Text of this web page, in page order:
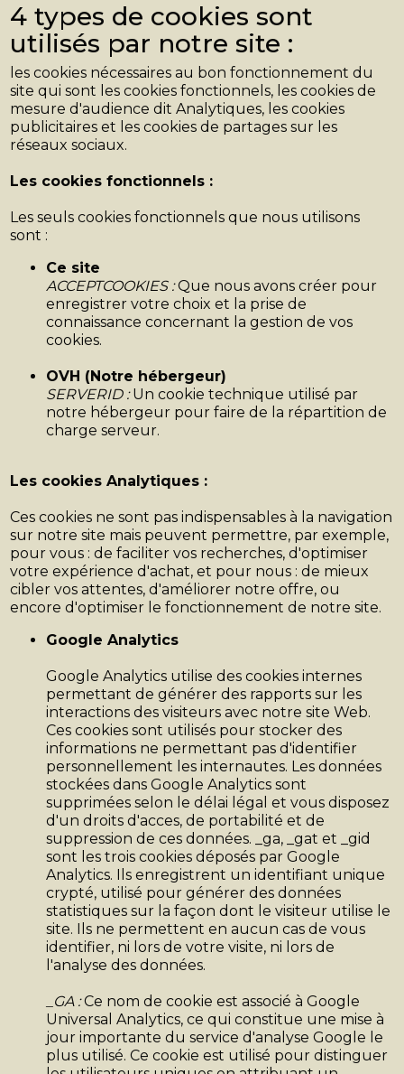
4 types de cookies sont
utilisés par notre site :
les cookies nécessaires au bon fonctionnement du
site qui sont les cookies fonctionnels, les cookies de
mesure d'audience dit Analytiques, les cookies
publicitaires et les cookies de partages sur les
réseaux sociaux.
Les cookies fonctionnels :
Les seuls cookies fonctionnels que nous utilisons
sont :
Ce site
ACCEPTCOOKIES :Que nous avons créer pour
enregistrer votre choix et la prise de
connaissance concernant la gestion de vos
cookies.
OVH (Notre hébergeur)
SERVERID :Un cookie technique utilisé par
notre hébergeur pour faire de la répartition de
charge serveur.
Les cookies Analytiques :
Ces cookies ne sont pas indispensables à la navigation
sur notre site mais peuvent permettre, par exemple,
pour vous : de faciliter vos recherches, d'optimiser
votre expérience d'achat, et pour nous : de mieux
cibler vos attentes, d'améliorer notre offre, ou
encore d'optimiser le fonctionnement de notre site.
Google Analytics
Google Analytics utilise des cookies internes
permettant de générer des rapports sur les
interactions des visiteurs avec notre site Web.
Ces cookies sont utilisés pour stocker des
informations ne permettant pas d'identifier
personnellement les internautes. Les données
stockées dans Google Analytics sont
supprimées selon le délai légal et vous disposez
d'un droits d'acces, de portabilité et de
suppression de ces données. _ga, _gat et _gid
sont les trois cookies déposés par Google
Analytics. Ils enregistrent un identifiant unique
crypté, utilisé pour générer des données
statistiques sur la façon dont le visiteur utilise le
site. Ils ne permettent en aucun cas de vous
identifier, ni lors de votre visite, ni lors de
l'analyse des données.
_GA :Ce nom de cookie est associé à Google
Universal Analytics, ce qui constitue une mise à
jour importante du service d'analyse Google le
plus utilisé. Ce cookie est utilisé pour distinguer